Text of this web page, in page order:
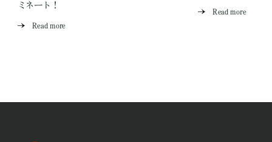
ミネート！
Read more
Read more